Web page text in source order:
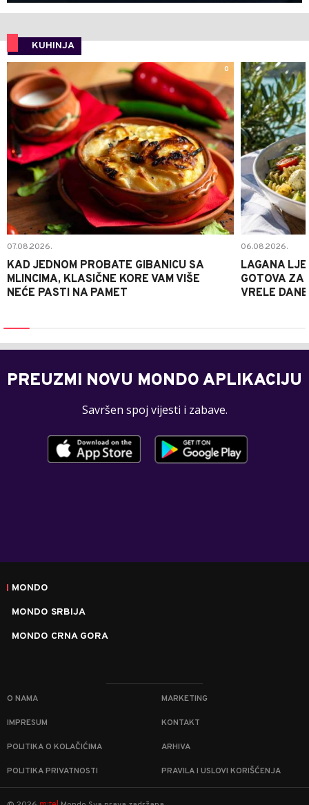
KUHINJA
0
07.08.2026.
KAD JEDNOM PROBATE GIBANICU SA
MLINCIMA, KLASIČNE KORE VAM VIŠE
NEĆE PASTI NA PAMET
06.08.2026.
LAGANA
GOTOVA ZA
VRELE DANE
PREUZMI NOVU MONDO APLIKACIJU
Savršen spoj vijesti i zabave.
MONDO
MONDO SRBIJA
MONDO CRNA GORA
O NAMA MARKETING
IMPRESUM KONTAKT
POLITIKA O KOLAČIĆIMA ARHIVA
POLITIKA PRIVATNOSTI PRAVILA I USLOVI KORIŠĆENJA